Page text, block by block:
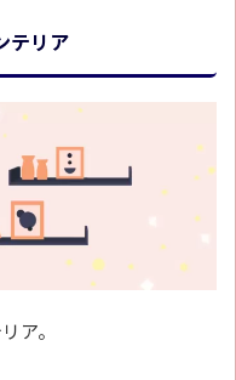
テリア
ア。